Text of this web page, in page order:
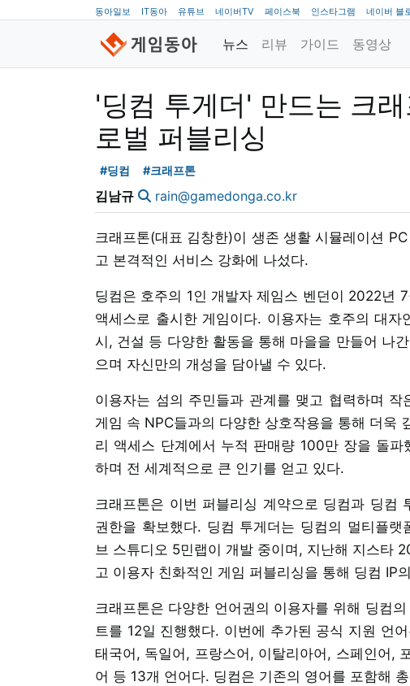
동아일보 IT동아 유튜브 네이버TV 페이스북 인스타그램 네이버 블
뉴스 리뷰 가이드 동영상
'딩컴 투게더' 만드는 크
로벌 퍼블리싱
#딩컴 #크래프톤
김남규 rain@gamedonga.co.kr
크래프톤(대표 김창한)이 생존 생활 시뮬레이션
고 본격적인 서비스 강화에 나섰다.
딩컴은 호주의 1인 개발자 제임스 벤던이 2022년
액세스로 출시한 게임이다. 이용자는 호주의 대
시, 건설 등 다양한 활동을 통해 마을을 만들어 나
으며 자신만의 개성을 담아낼 수 있다.
이용자는 섬의 주민들과 관계를 맺고 협력하며
게임 속 NPC들과의 다양한 상호작용을 통해 더욱
리 액세스 단계에서 누적 판매량 100만 장을 돌파
하며 전 세계적으로 큰 인기를 얻고 있다.
크래프톤은 이번 퍼블리싱 계약으로 딩컴과 딩컴
권한을 확보했다. 딩컴 투게더는 딩컴의 멀티플
브 스튜디오 5민랩이 개발 중이며, 지난해 지스타
고 이용자 친화적인 게임 퍼블리싱을 통해 딩컴 IP
크래프톤은 다양한 언어권의 이용자를 위해 딩컴
트를 12일 진행했다. 이번에 추가된 공식 지원 언
태국어, 독일어, 프랑스어, 이탈리아어, 스페인어,
어 등 13개 언어다. 딩컴은 기존의 영어를 포함해